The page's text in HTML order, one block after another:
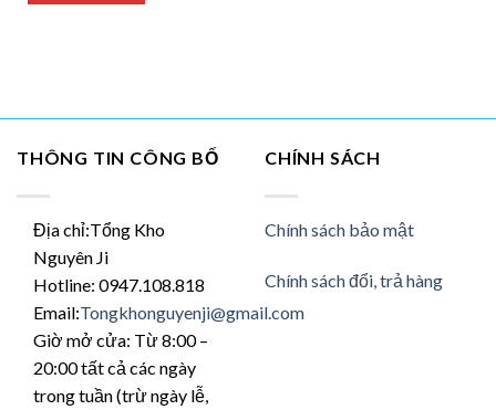
THÔNG TIN CÔNG BỐ
Địa chỉ:Tổng Kho
Nguyên Ji
Hotline: 0947.108.818
Email:Tongkhonguyenji@gmail.com
Giờ mở cửa: Từ 8:00 –
20:00 tất cả các ngày
trong tuần (trừ ngày lễ,
CHÍNH SÁCH
Chính sách bảo mật
Chính sách đổi, trả hàng